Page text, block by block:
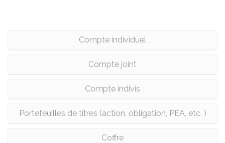
Compte individuel
Compte joint
Compte indivis
Portefeuilles de titres (action, obligation, PEA, etc. )
Coffre